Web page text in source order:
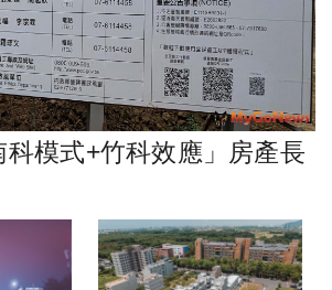
模式+竹科效應」房產長